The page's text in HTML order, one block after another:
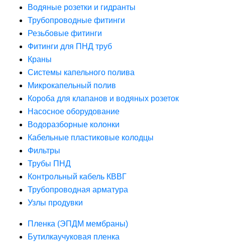
Водяные розетки и гидранты
Трубопроводные фитинги
Резьбовые фитинги
Фитинги для ПНД труб
Краны
Системы капельного полива
Микрокапельный полив
Короба для клапанов и водяных розеток
Насосное оборудование
Водоразборные колонки
Кабельные пластиковые колодцы
Фильтры
Трубы ПНД
Контрольный кабель КВВГ
Трубопроводная арматура
Узлы продувки
Пленка (ЭПДМ мембраны)
Бутилкаучуковая пленка